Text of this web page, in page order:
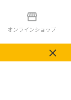
オンラインショップ